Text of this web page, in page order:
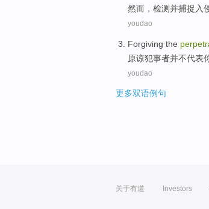
然而 ， 检测 并捕捉 入
youdao
Forgiving the
原谅犯事者并不代表
youdao
更多双语例句
关于有道 Investors